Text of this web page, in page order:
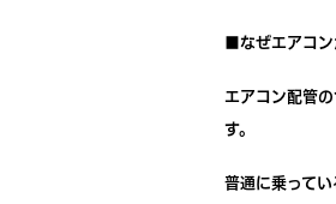
■なぜエアコ
エアコン配管
す。
普通に乗って